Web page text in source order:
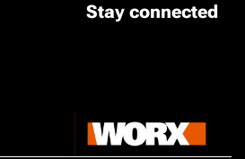
Stay connected